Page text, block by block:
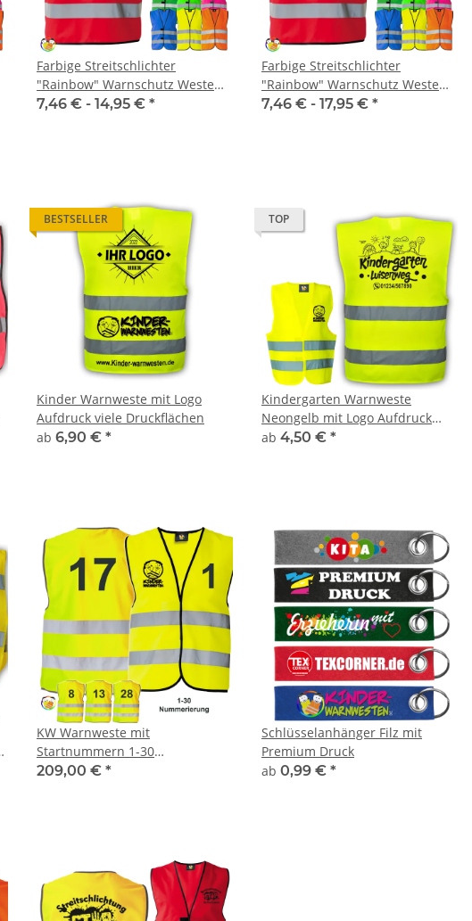
Farbige Streitschlichter
"Rainbow" Warnschutz Weste
Für ein faires Miteinander
7,46 € - 14,95 € *
Farbige Streitschlichter
"Rainbow" Warnschutz Weste
mit Schulnamen Aufdruck
7,46 € - 17,95 € *
BESTSELLER
Kinder Warnweste mit Logo
Aufdruck viele Druckflächen
ab 6,90 € *
TOP
Kindergarten Warnweste
Neongelb mit Logo Aufdruck
viele Druckflächen Sponsoring
ab 4,50 € *
KW Warnweste mit
Startnummern 1-30
Fahrradtraining Fahrrad
209,00 € *
Schlüsselanhänger Filz mit
Premium Druck
ab 0,99 € *